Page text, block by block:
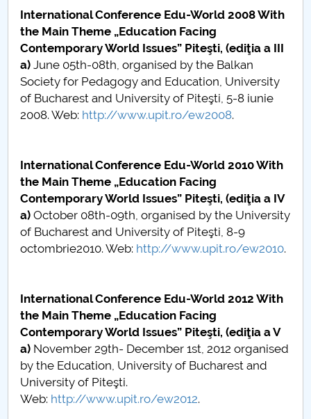
IOSUD/CSUD-Doctorate
Comisie de etica unversitară
Evenimente CUP
Accesibilitate pentru studenții cu dizabilități
Raportul Conducerii Centrului Universitar Pitești
privind implementarea Planului Operațional 2020-
2024
Parteneri CUP
Chestionar angajabilitate ALUMNI – UPB
CAR2026
MENIU CANTINA
Sesiunea de Comunicări Ştiinţifice a Studenţilor
International Conference Edu-World 2008 With
the Main Theme „Education Facing
Contemporary World Issues” Piteşti, (ediţia a III
a) June 05th-08th, organised by the Balkan
Society for Pedagogy and Education, University
of Bucharest and University of Piteşti, 5-8 iunie
2008. Web: http://www.upit.ro/ew2008.
International Conference Edu-World 2010 With
the Main Theme „Education Facing
Contemporary World Issues” Piteşti, (ediţia a IV
a) October 08th-09th, organised by the University
of Bucharest and University of Piteşti, 8-9
octombrie2010. Web: http://www.upit.ro/ew2010.
International Conference Edu-World 2012 With
the Main Theme „Education Facing
Contemporary World Issues” Piteşti, (ediţia a V
a) November 29th- December 1st, 2012 organised
by the Education, University of Bucharest and
University of Piteşti.
Web: http://www.upit.ro/ew2012.